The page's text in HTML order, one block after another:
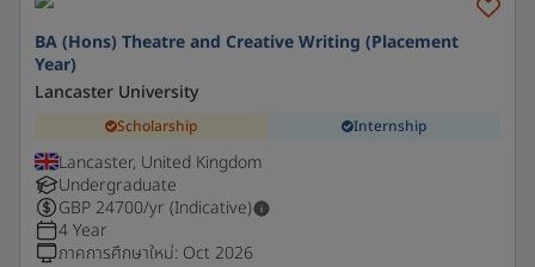
BA (Hons) Theatre and Creative Writing (Placement
Year)
Lancaster University
Scholarship Internship
Lancaster, United Kingdom
Undergraduate
GBP 24700/yr (Indicative)
4 Year
ภาคการศึกษาใหม่: Oct 2026